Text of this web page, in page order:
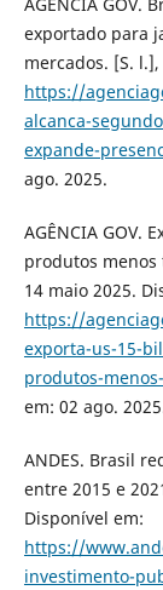
exportado para
mercados. [S.
https://
alcanca-
expande-
ago. 2025.
AGÊNCIA GOV.
produtos
14 maio 2025.
https://
exporta-us-15-
produtos-
em: 02 ago.
ANDES. Brasil
entre 2015 e
Disponível em:
https://
investimento-